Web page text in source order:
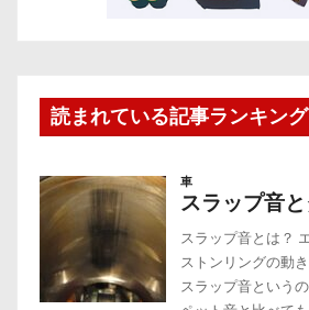
読まれている記事ランキング